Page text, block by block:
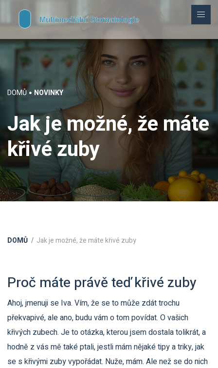
DOMŮ NOVINKY
Jak je možné, že máte
křivé zuby
DOMŮ Jak je možné, že máte křivé zuby
Proč máte právě teď křivé zuby
Ahoj, jmenuji se Iva. Vím, že se to může zdát trochu
překvapivé, ale ano, budu vám o tom povídat. O vašich
křivých zubech. Je to otázka, kterou jsem dostala tolikrát, a
hodně z vás mě také ptali, jestli mám nějaké tipy a triky, jak
se s křivými zuby vypořádat. Nuže, mám. Ale než se do nich